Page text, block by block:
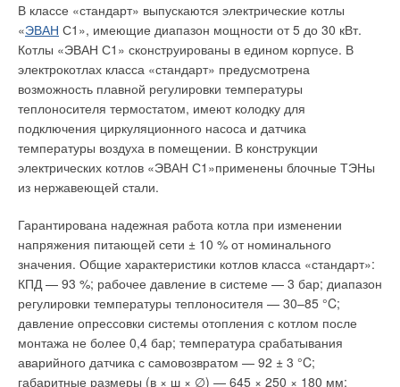
В классе «стандарт» выпускаются электрические котлы
«ЭВАН С1», имеющие диапазон мощности от 5 до 30 кВт.
Котлы «ЭВАН С1» сконструированы в едином корпусе. В
электрокотлах класса «стандарт» предусмотрена
возможность плавной регулировки температуры
теплоносителя термостатом, имеют колодку для
подключения циркуляционного насоса и датчика
температуры воздуха в помещении. В конструкции
электрических котлов «ЭВАН С1»применены блочные ТЭНы
из нержавеющей стали.
Гарантирована надежная работа котла при изменении
напряжения питающей сети ± 10 % от номинального
значения. Общие характеристики котлов класса «стандарт»:
КПД — 93 %; рабочее давление в системе — 3 бар; диапазон
регулировки температуры теплоносителя — 30–85 °C;
давление опрессовки системы отопления с котлом после
монтажа не более 0,4 бар; температура срабатывания
аварийного датчика с самовозвратом — 92 ± 3 °C;
габаритные размеры (в × ш × ∅) — 645 × 250 × 180 мм;
непосредственного сжигания газа или нефти. В подобных
холодильных машинах, в схему которых включен
нагреватель с целью получения горячей воды для горячего
водои теплоснабжения, пар холодильного агента,
выпаренный из раствора в генераторе высокого давления,
направляется одновременно в отдельный нагреватель и
генератор низкого давления.
Теплота конденсации пара нагревает воду, а конденсат
сливается в генератор высокого давления. АБХМ с прямой
или горячей воды, с одновременной подачей холодной и
горячей воды, с подачей только горячей воды. При
использовании машин с собственной топкой отпадает
необходимость в котельной. В АБХМ с двухступенчатой
регенерацией раствора пары хладагента из генератора
высокого давления используются для подогрева абсорбента
в генераторе низкого давления.
Пары хладагента из генераторов высокого и низкого
Минимальные физиологические последствия ацидоза —
перевозбуждение, учащенное сердцебиение и умеренное
повышение давления. При более сильном ацидозе человек
становится вялым, сонливым, ощущает беспокойство. Но все
это происходит уже при концентрациях углекислого газа,
типичных для современных помещений, где много народа.
Впрочем, когда человек надолго выходит на свежий воздух,
его состояние постепенно приходит в норму.
А если всю жизнь дышать воздухом, в котором много
происходят биохимические изменения в организме, если же
он хронический, то, видимо, они в какой-то момент могут
стать необратимыми. За постоянство концентрации ионов
водорода внутри организма отвечают его буферные
системы. В частности, большую роль здесь играют почки,
которые выводят избыток ненужных веществ. В организме
также есть неорганические буферы.